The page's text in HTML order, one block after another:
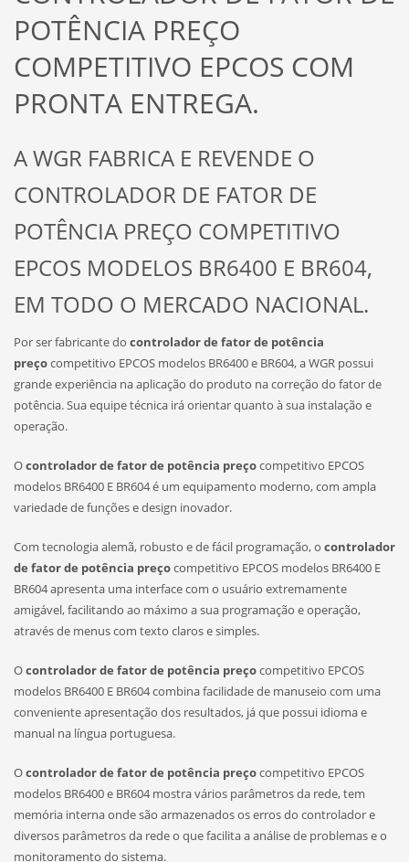
POTÊNCIA PREÇO
COMPETITIVO EPCOS COM
PRONTA ENTREGA.
A WGR FABRICA E REVENDE O
CONTROLADOR DE FATOR DE
POTÊNCIA PREÇO COMPETITIVO
EPCOS MODELOS BR6400 E BR604,
EM TODO O MERCADO NACIONAL.
Por ser fabricante do controlador de fator de potência
preçocompetitivo EPCOS modelos BR6400 e BR604, a WGR possui
grande experiência na aplicação do produto na correção do fator de
potência. Sua equipe técnica irá orientar quanto à sua instalação e
operação.
Ocontrolador de fator de potência preçocompetitivo EPCOS
modelos BR6400 E BR604 é um equipamento moderno, com ampla
variedade de funções e design inovador.
Com tecnologia alemã, robusto e de fácil programação, o controlador
de fator de potência preçocompetitivo EPCOS modelos BR6400 E
BR604 apresenta uma interface com o usuário extremamente
amigável, facilitando ao máximo a sua programação e operação,
através de menus com texto claros e simples.
Ocontrolador de fator de potência preçocompetitivo EPCOS
modelos BR6400 E BR604 combina facilidade de manuseio com uma
conveniente apresentação dos resultados, já que possui idioma e
manual na língua portuguesa.
Ocontrolador de fator de potência preçocompetitivo EPCOS
modelos BR6400 e BR604 mostra vários parâmetros da rede, tem
memória interna onde são armazenados os erros do controlador e
diversos parâmetros da rede o que facilita a análise de problemas e o
monitoramento do sistema.